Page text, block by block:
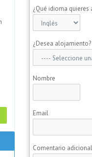
¿Qué idioma quieres
¿Desea alojamiento?
Nombre
Email
Comentario adicional